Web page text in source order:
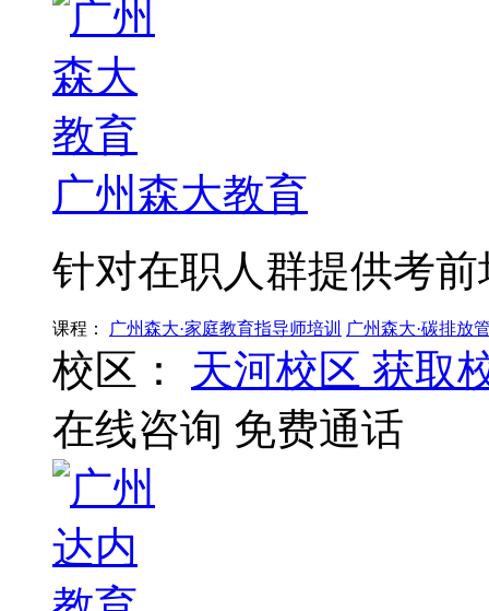
广州森大教育
针对在职人群提供考
课程： 广州森大·家庭教育指导师培训 广州森大·碳排放
校区： 天河校区 获取
在线咨询 免费通话